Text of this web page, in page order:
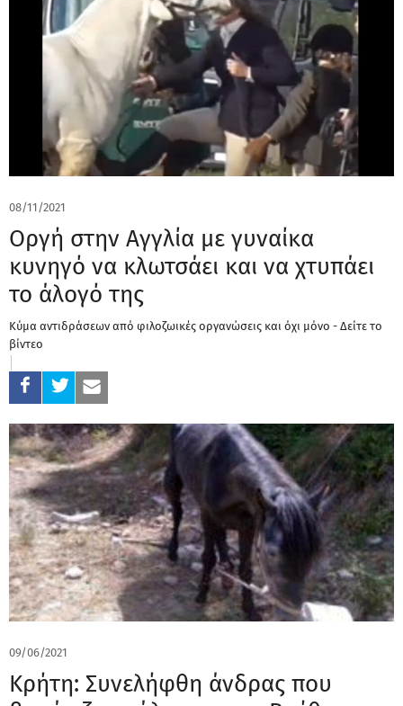
08/11/2021
Οργή στην Αγγλία με γυναίκα
κυνηγό να κλωτσάει και να χτυπάει
το άλογό της
Κύμα αντιδράσεων από φιλοζωικές οργανώσεις και όχι μόνο - Δείτε το
βίντεο
09/06/2021
Κρήτη: Συνελήφθη άνδρας που